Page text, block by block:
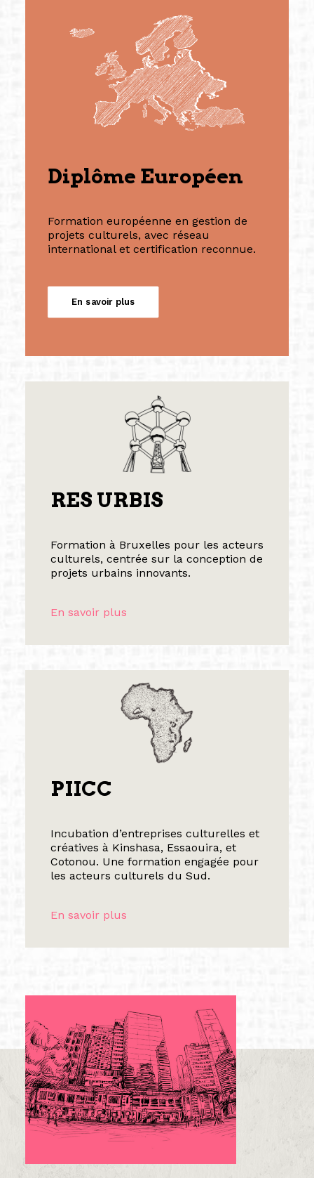
Diplôme Européen
Formation européenne en gestion de
projets culturels, avec réseau
international et certification reconnue.
En savoir plus
RES URBIS
Formation à Bruxelles pour les acteurs
culturels, centrée sur la conception de
projets urbains innovants.
En savoir plus
PIICC
Incubation d’entreprises culturelles et
créatives à Kinshasa, Essaouira, et
Cotonou. Une formation engagée pour
les acteurs culturels du Sud.
En savoir plus